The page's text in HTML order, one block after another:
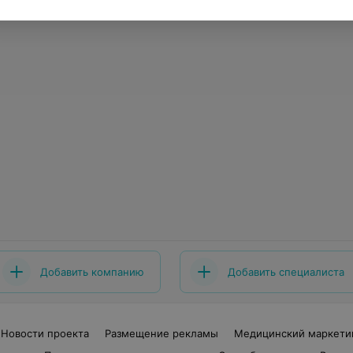
Добавить компанию Добавить специалиста
Новости проекта Размещение рекламы
Медицинский